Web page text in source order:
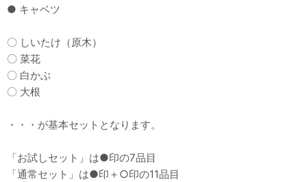
● キャベツ
〇 しいたけ（原木）
〇 菜花
〇 白かぶ
〇 大根
・・・が基本セットとなります。
「お試しセット」は●印の7品目
「通常セット」は●印＋○印の11品目